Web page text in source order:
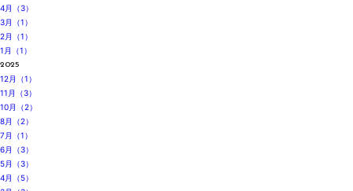
4月（3）
3月（1）
2月（1）
1月（1）
2025
12月（1）
11月（3）
10月（2）
8月（2）
7月（1）
6月（3）
5月（3）
4月（5）